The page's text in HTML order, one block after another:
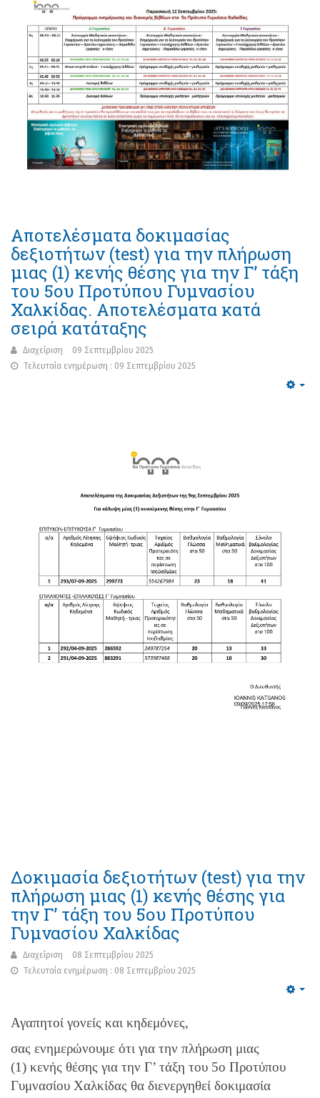
Αποτελέσματα δοκιμασίας
δεξιοτήτων (test) για την πλήρωση
μιας (1) κενής θέσης για την Γ’ τάξη
του 5ου Προτύπου Γυμνασίου
Χαλκίδας. Αποτελέσματα κατά
σειρά κατάταξης
Διαχείριση
09 Σεπτεμβρίου 2025
Τελευταία ενημέρωση : 09 Σεπτεμβρίου 2025
Δοκιμασία δεξιοτήτων (test) για την
πλήρωση μιας (1) κενής θέσης για
την Γ’ τάξη του 5ου Προτύπου
Γυμνασίου Χαλκίδας
Διαχείριση
08 Σεπτεμβρίου 2025
Τελευταία ενημέρωση : 08 Σεπτεμβρίου 2025
Αγαπητοί γονείς και κηδεμόνες,
σας ενημερώνουμε ότι για την πλήρωση μιας
(1) κενής θέσης για την Γ’ τάξη του 5ο Προτύπου
Γυμνασίου Χαλκίδας θα διενεργηθεί δοκιμασία